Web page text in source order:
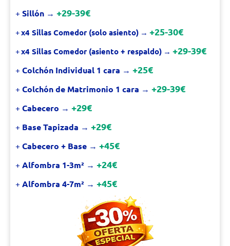
+ Sillón → +29-39€
+x4 Sillas Comedor (solo asiento) → +25-30€
+x4 Sillas Comedor (asiento + respaldo) → +29-39€
+ Colchón Individual 1 cara → +25€
+ Colchón de Matrimonio 1 cara → +29-39€
+ Cabecero → +29€
+ Base Tapizada → +29€
+ Cabecero + Base → +45€
+ Alfombra 1-3m² → +24€
+ Alfombra 4-7m² → +45€